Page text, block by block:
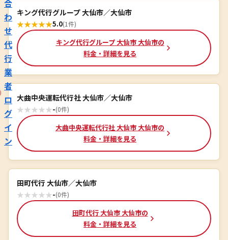
合
わ
せ
代
行
業
者
ロ
グ
イ
ン
キング代行グループ 大仙市／大仙市
★★★★★5.0(1件)
キング代行グループ 大仙市 大仙市の
料金・詳細を見る
大曲中央運転代行社 大仙市／大仙市
★★★★★-(0件)
大曲中央運転代行社 大仙市 大仙市の
料金・詳細を見る
田町代行 大仙市／大仙市
★★★★★-(0件)
田町代行 大仙市 大仙市の
料金・詳細を見る